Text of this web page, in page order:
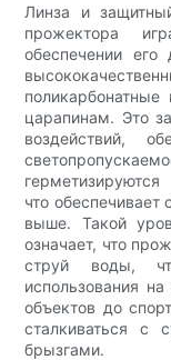
Линза и
прожектора
обеспечении его
царапинам. Это
воздействий,
что
выше. Такой
означает, что
струй воды,
использования
объектов до
сталкиваться с
брызгами.